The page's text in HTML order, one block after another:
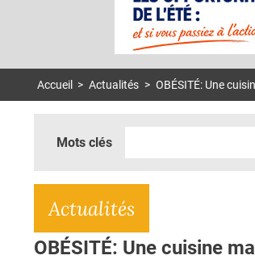
Accueil > Actualités > OBÉSITÉ: Une
Mots clés
Actualités
OBÉSITÉ: Une cuisine